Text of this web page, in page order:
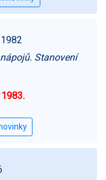
Stanovení